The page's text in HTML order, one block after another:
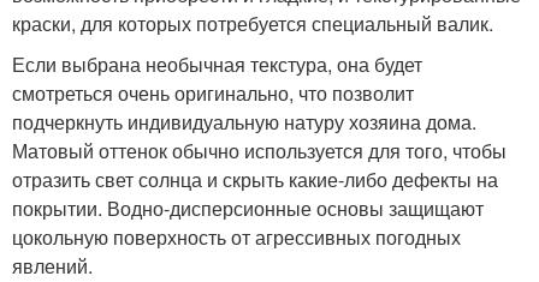
краски, для которых потребуется специальный валик.
Если выбрана необычная текстура, она будет
смотреться очень оригинально, что позволит
подчеркнуть индивидуальную натуру хозяина дома.
Матовый оттенок обычно используется для того, чтобы
отразить свет солнца и скрыть какие-либо дефекты на
покрытии. Водно-дисперсионные основы защищают
цокольную поверхность от агрессивных погодных
явлений.